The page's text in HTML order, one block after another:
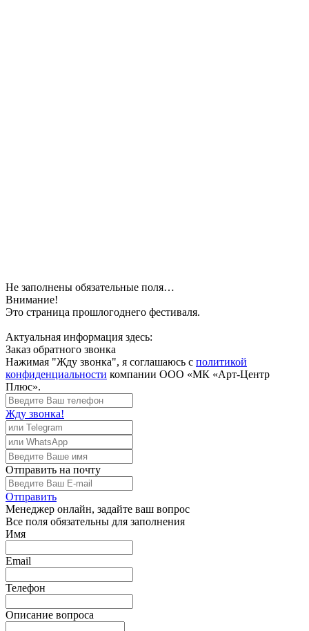
Не заполнены обязательные поля…
Внимание!
Это страница прошлогоднего фестиваля.
Актуальная информация здесь:
Заказ обратного звонка
Нажимая "Жду звонка", я соглашаюсь с политикой
конфиденциальности компании ООО «МК «Арт-Центр
Плюс».
Жду звонка!
Отправить на почту
Отправить
Менеджер онлайн, задайте ваш вопрос
Все поля обязательны для заполнения
Имя
Email
Телефон
Описание вопроса